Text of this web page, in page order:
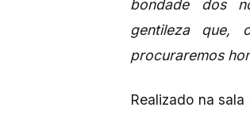
bondade dos
gentileza que,
procuraremos
Realizado na